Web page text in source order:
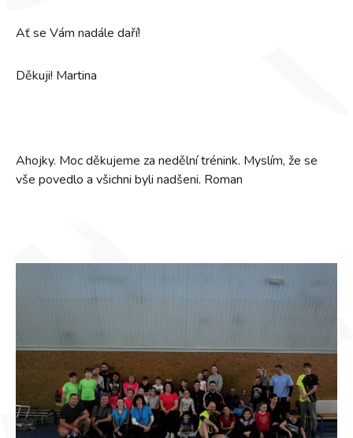
Ať se Vám nadále daří!
Děkuji! Martina
Ahojky. Moc děkujeme za nedělní trénink. Myslím, že se
vše povedlo a všichni byli nadšeni. Roman